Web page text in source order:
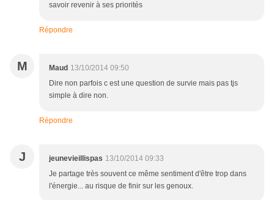
savoir revenir à ses priorités
Répondre
M Maud 13/10/2014 09:50
Dire non parfois c est une question de survie mais pas tjs
simple à dire non.
Répondre
J jeunevieillispas 13/10/2014 09:33
Je partage très souvent ce même sentiment d'être trop dans
l'énergie... au risque de finir sur les genoux.